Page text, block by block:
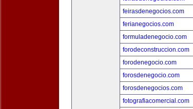
feirasdenegocios.com
ferianegocios.com
formuladenegocio.com
forodeconstruccion.com
forodenegocio.com
forosdenegocio.com
forosdenegocios.com
fotografiacomercial.com